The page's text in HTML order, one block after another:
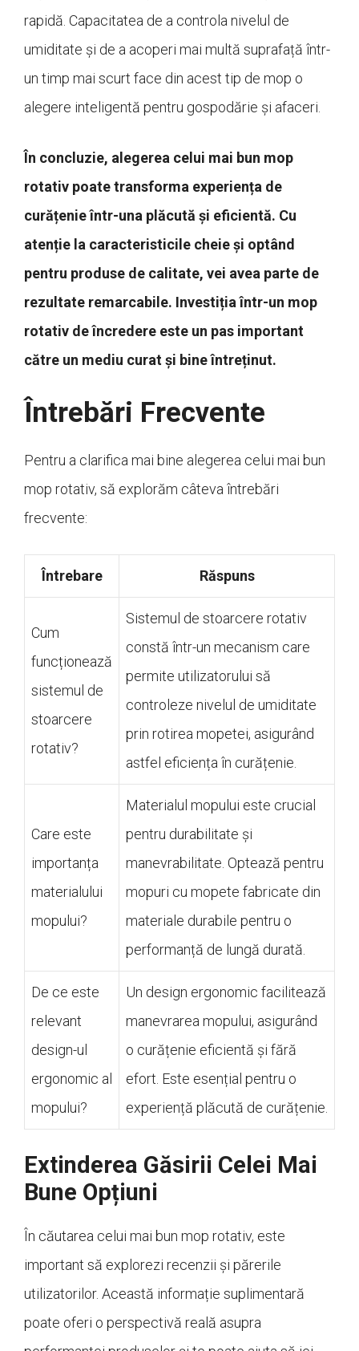
rapidă. Capacitatea de a controla nivelul de
umiditate și de a acoperi mai multă suprafață într-
un timp mai scurt face din acest tip de mop o
alegere inteligentă pentru gospodărie și afaceri.
În concluzie, alegerea celui mai bun mop
rotativ poate transforma experiența de
curățenie într-una plăcută și eficientă. Cu
atenție la caracteristicile cheie și optând
pentru produse de calitate, vei avea parte de
rezultate remarcabile. Investiția într-un mop
rotativ de încredere este un pas important
către un mediu curat și bine întreținut.
Întrebări Frecvente
Pentru a clarifica mai bine alegerea celui mai bun
mop rotativ, să explorăm câteva întrebări
frecvente:
Întrebare Răspuns
Cum
funcționează
sistemul de
stoarcere
rotativ?
Sistemul de stoarcere rotativ
constă într-un mecanism care
permite utilizatorului să
controleze nivelul de umiditate
prin rotirea mopetei, asigurând
astfel eficiența în curățenie.
Care este
importanța
materialului
mopului?
Materialul mopului este crucial
pentru durabilitate și
manevrabilitate. Optează pentru
mopuri cu mopete fabricate din
materiale durabile pentru o
performanță de lungă durată.
De ce este
relevant
design-ul
ergonomic al
mopului?
Un design ergonomic facilitează
manevrarea mopului, asigurând
o curățenie eficientă și fără
efort. Este esențial pentru o
experiență plăcută de curățenie.
Extinderea Găsirii Celei Mai
Bune Opțiuni
În căutarea celui mai bun mop rotativ, este
important să explorezi recenzii și părerile
utilizatorilor. Această informație suplimentară
poate oferi o perspectivă reală asupra